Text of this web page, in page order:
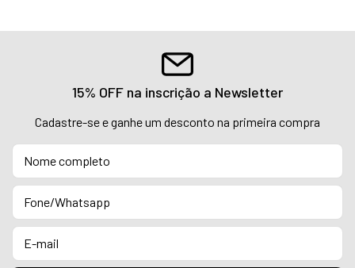
15% OFF na inscrição a Newsletter
Cadastre-se e ganhe um desconto na primeira compra